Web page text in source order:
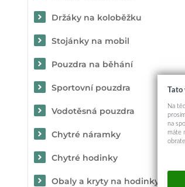
Držáky na koloběžku
Stojánky na mobil
Pouzdra na běhání
Sportovní pouzdra
Vodotěsná pouzdra
Chytré náramky
Chytré hodinky
Obaly a kryty na hodinky
Tato
Na
na
máte